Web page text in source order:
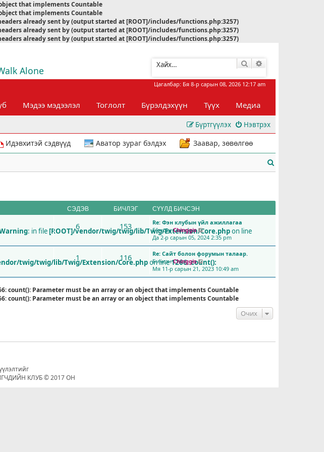
that implements Countable
that implements Countable
already sent by (output started at [ROOT]/includes/functions.php:3257)
already sent by (output started at [ROOT]/includes/functions.php:3257)
already sent by (output started at [ROOT]/includes/functions.php:3257)
Alone
Хайлт
Цагалбар: Бя 8-р сарын 08, 2026 12:17 am
Мэдээ мэдээлэл Тоглолт Бүрэлдэхүүн Түүх Медиа
Нэвтрэх
Бүртгүүлэх
Идэвхитэй сэдвүүд Аватор зураг бэлдэх Заавар, зөвөлгөө
СЭДЭВ БИЧЛЭГ СҮҮЛД БИЧСЭН
: in file [ROOT]/vendor/twig/twig/lib/Twig/Extension/Core.phpon line
6 153
Re: Фэн клубын үйл ажиллагаа
БичсэнChinggis
С
ү
ү
л
и
й
н
и
ч
э
Да 2-р сарын 05, 2024 2:35 pm
twig/twig/lib/Twig/Extension/Core.php on line1266:count():
1 116
Re: Сайт болон форумын талаар.
БичсэнChinggis
С
ү
ү
и
й
Мя 11-р сарын 21, 2023 10:49 am
:count(): Parameter must be an array or an object that implements Countable
:count(): Parameter must be an array or an object that implements Countable
Очих
КЛУБ © 2017 ОН